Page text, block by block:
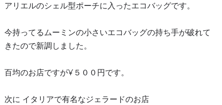
アリエルのシェル型ポーチに入ったエコバッグです。
今持ってるムーミンの小さいエコバッグの持ち手が破れて
きたので新調しました。
百均のお店ですが¥５００円です。
次に イタリアで有名なジェラードのお店